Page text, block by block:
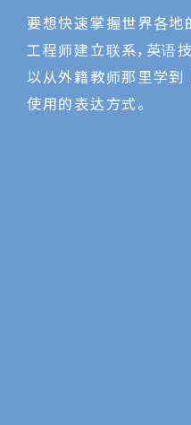
要想快速掌握世界各地
工程师建立联系，英语
以从外籍教师那里学
使用的表达方式。